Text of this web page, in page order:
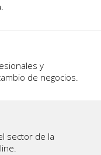
y
de negocios.
sector de la